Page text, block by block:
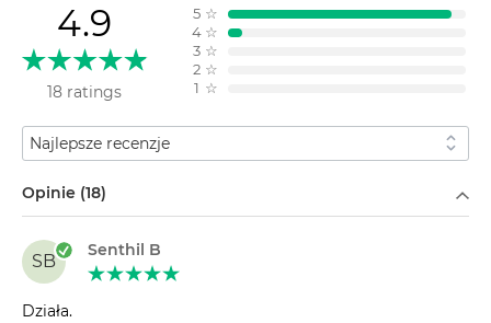
4.9
18 ratings
5 ☆
4 ☆
3 ☆
2 ☆
1 ☆
Sortuj według
Opinie (18)
SB
Senthil B
Działa.